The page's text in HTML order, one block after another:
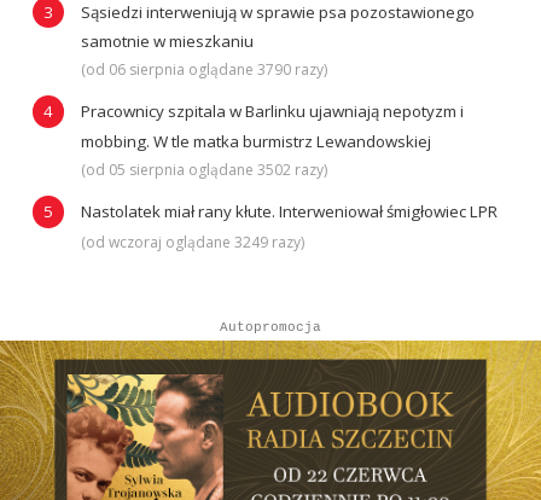
Sąsiedzi interweniują w sprawie psa pozostawionego
samotnie w mieszkaniu
(od 06 sierpnia oglądane 3790 razy)
Pracownicy szpitala w Barlinku ujawniają nepotyzm i
mobbing. W tle matka burmistrz Lewandowskiej
(od 05 sierpnia oglądane 3502 razy)
Nastolatek miał rany kłute. Interweniował śmigłowiec LPR
(od wczoraj oglądane 3249 razy)
Autopromocja